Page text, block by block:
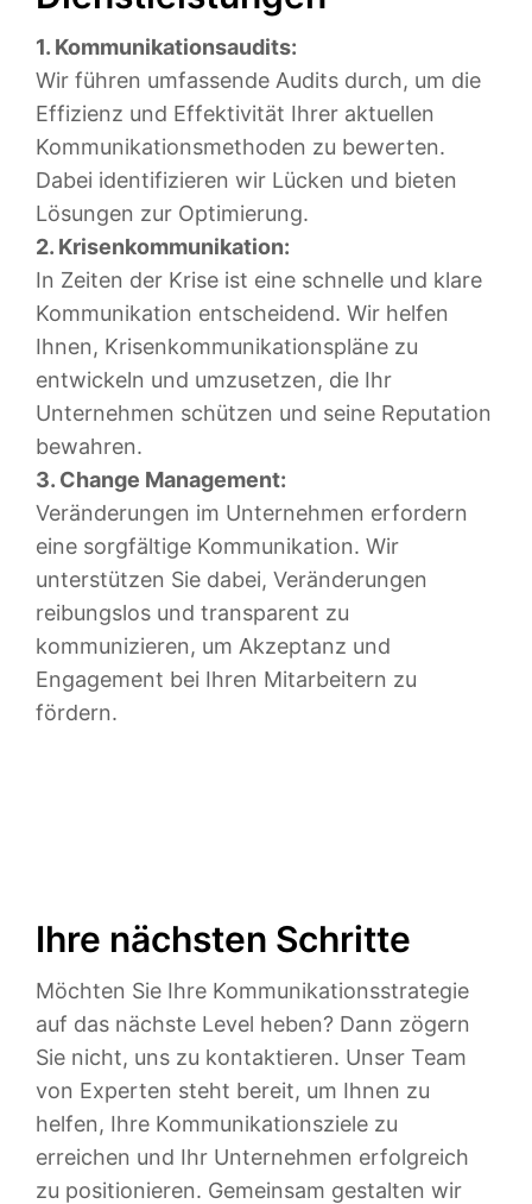
1. Kommunikationsaudits:
Wir führen umfassende Audits durch, um die
Effizienz und Effektivität Ihrer aktuellen
Kommunikationsmethoden zu bewerten.
Dabei identifizieren wir Lücken und bieten
Lösungen zur Optimierung.
2. Krisenkommunikation:
In Zeiten der Krise ist eine schnelle und klare
Kommunikation entscheidend. Wir helfen
Ihnen, Krisenkommunikationspläne zu
entwickeln und umzusetzen, die Ihr
Unternehmen schützen und seine Reputation
bewahren.
3. Change Management:
Veränderungen im Unternehmen erfordern
eine sorgfältige Kommunikation. Wir
unterstützen Sie dabei, Veränderungen
reibungslos und transparent zu
kommunizieren, um Akzeptanz und
Engagement bei Ihren Mitarbeitern zu
fördern.
Ihre nächsten Schritte
Möchten Sie Ihre Kommunikationsstrategie
auf das nächste Level heben? Dann zögern
Sie nicht, uns zu kontaktieren. Unser Team
von Experten steht bereit, um Ihnen zu
helfen, Ihre Kommunikationsziele zu
erreichen und Ihr Unternehmen erfolgreich
zu positionieren. Gemeinsam gestalten wir